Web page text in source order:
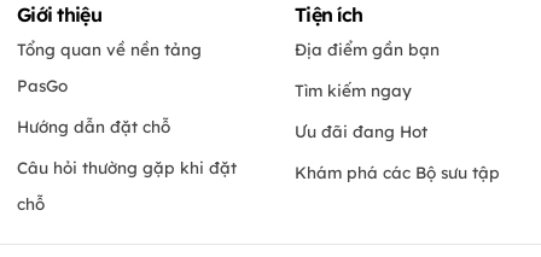
Giới thiệu
Tổng quan về nền tảng
PasGo
Hướng dẫn đặt chỗ
Câu hỏi thường gặp khi đặt
chỗ
Tiện ích
Địa điểm gần bạn
Tìm kiếm ngay
Ưu đãi đang Hot
Khám phá các Bộ sưu tập